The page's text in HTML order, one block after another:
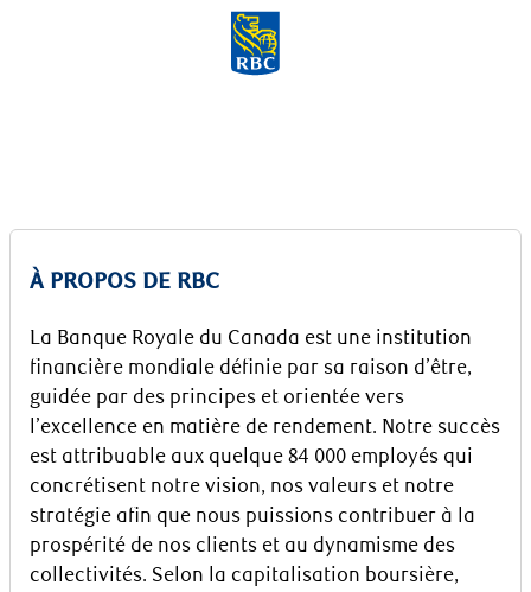
Skip to main content
À PROPOS DE RBC
La Banque Royale du Canada est une institution
financière mondiale définie par sa raison d’être,
guidée par des principes et orientée vers
l’excellence en matière de rendement. Notre succès
est attribuable aux quelque 84 000 employés qui
concrétisent notre vision, nos valeurs et notre
stratégie afin que nous puissions contribuer à la
prospérité de nos clients et au dynamisme des
collectivités. Selon la capitalisation boursière,